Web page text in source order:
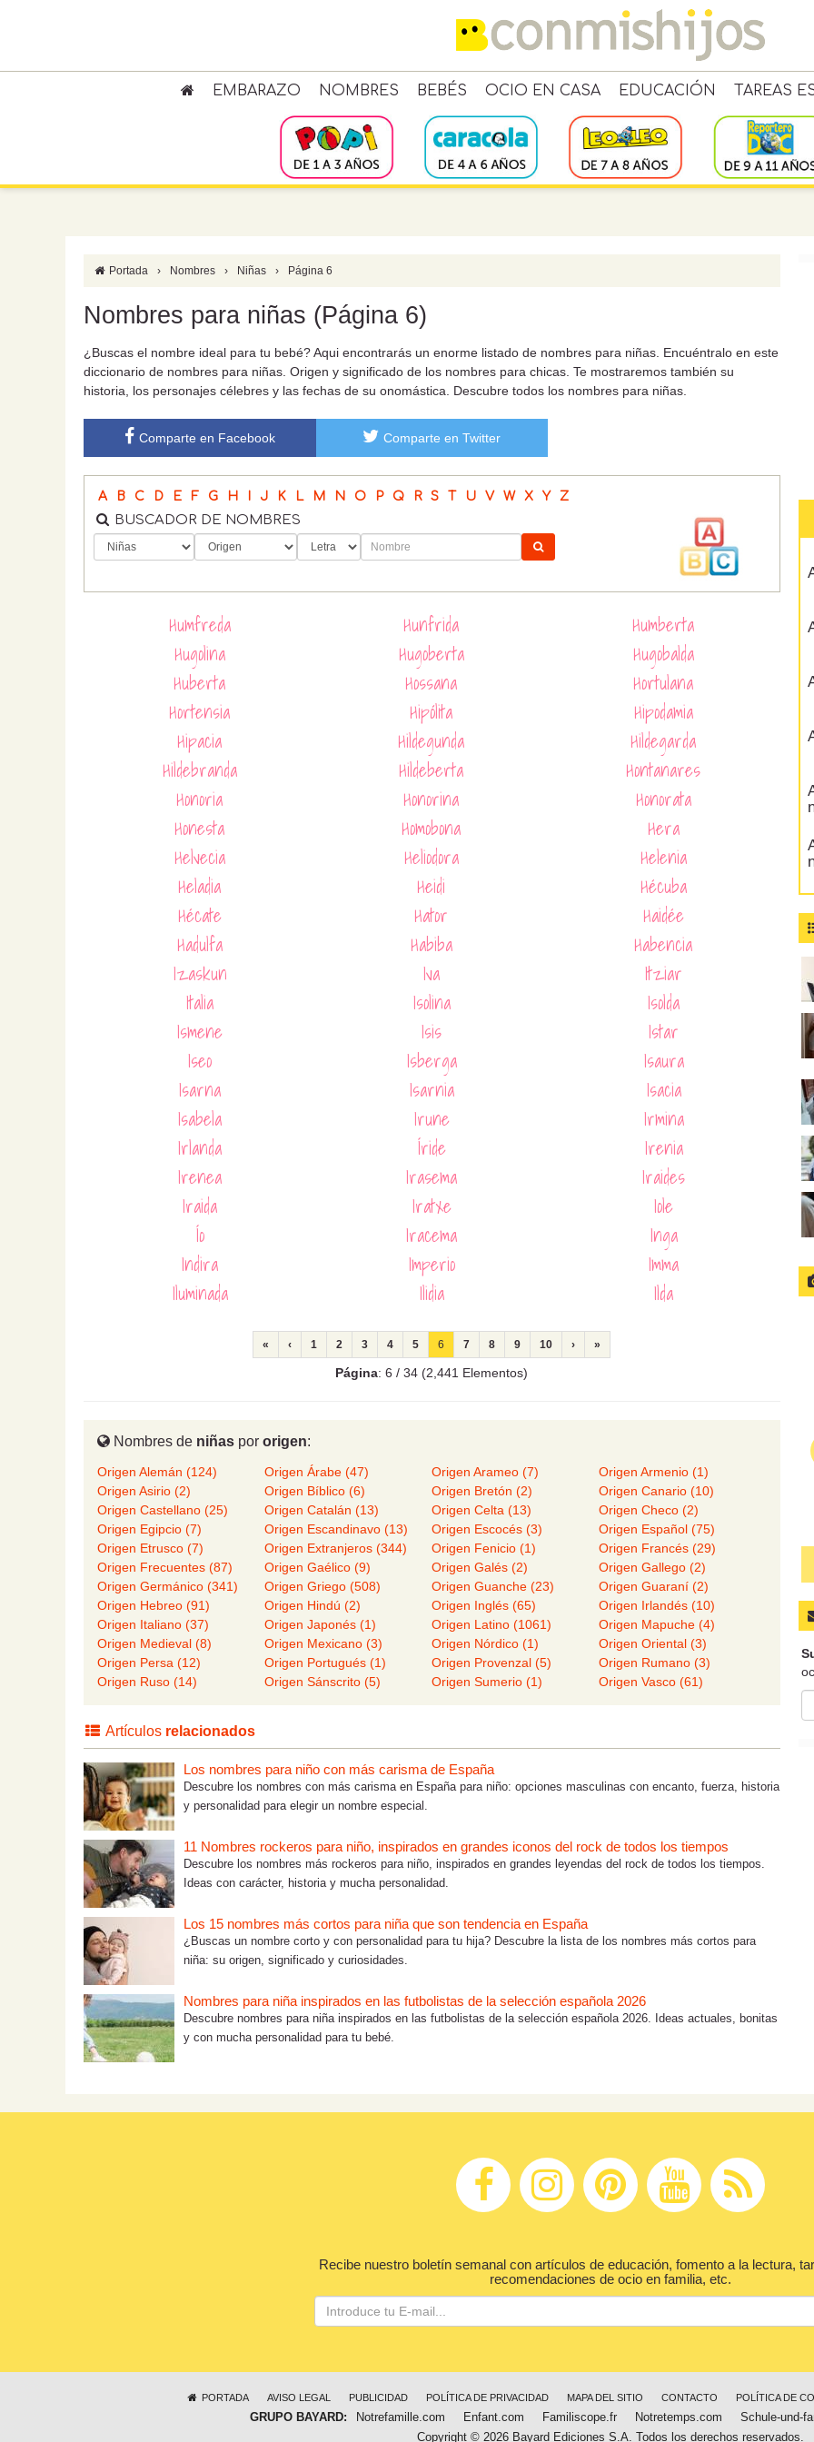
EMBARAZO NOMBRES BEBÉS OCIO EN CASA EDUCACIÓN TAREAS
Portada › Nombres › Niñas › Página 6
Nombres para niñas (Página 6)
¿Buscas el nombre ideal para tu bebé? Aqui encontrarás un enorme listado de nombres para niñas. Encuéntralo en este
diccionario de nombres para niñas. Origen y significado de los nombres para chicas. Te mostraremos también su
historia, los personajes célebres y las fechas de su onomástica. Descubre todos los nombres para niñas.
Comparte en Facebook Comparte en Twitter
A B C D E F G H I J K L M N O P Q R S T U V W X Y Z
BUSCADOR DE NOMBRES
Humfreda Hunfrida
Humberta
Hugolina
Hugoberta
Hugobalda
Huberta
Hossana
Hortulana
Hortensia
Hipólita
Hipodamia
Hipacia
Hildegunda
Hildegarda
Hildebranda
Hildeberta
Hontanares
Honoria
Honorina
Honorata
Honesta
Homobona
Hera
Helvecia
Heliodora
Helenia
Heladia
Heidi
Hécuba
Hécate
Hator
Haidée
Hadulfa
Habiba
Habencia
Izaskun
Iva
Itziar
Italia
Isolina
Isolda
Ismene
Isis
Istar
Iseo
Isberga
Isaura
Isarna
Isarnia
Isacia
Isabela
Irune
Irmina
Irlanda
Íride
Irenia
Irenea
Irasema
Iraides
Iraida
Iratxe
Iole
Ío
Iracema
Inga
Indira
Imperio
Imma
Iluminada
Ilidia Ilda
« ‹ 1 2 3 4 5 6 7 8 9 10 › »
Página: 6 / 34 (2,441 Elementos)
Nombres de niñas por origen:
Origen Alemán (124) Origen Árabe (47) Origen Arameo (7)
Origen Armenio (1)
Origen Asirio (2)
Origen Bíblico (6) Origen Bretón (2)
Origen Canario (10)
Origen Castellano (25)
Origen Catalán (13) Origen Celta (13)
Origen Checo (2)
Origen Egipcio (7)
Origen Escandinavo (13) Origen Escocés (3)
Origen Español (75)
Origen Etrusco (7)
Origen Extranjeros (344) Origen Fenicio (1)
Origen Francés (29)
Origen Frecuentes (87)
Origen Gaélico (9) Origen Galés (2)
Origen Gallego (2)
Origen Germánico (341)
Origen Griego (508) Origen Guanche (23)
Origen Guaraní (2)
Origen Hebreo (91)
Origen Hindú (2) Origen Inglés (65)
Origen Irlandés (10)
Origen Italiano (37)
Origen Japonés (1) Origen Latino (1061)
Origen Mapuche (4)
Origen Medieval (8)
Origen Mexicano (3) Origen Nórdico (1)
Origen Oriental (3)
Origen Persa (12)
Origen Portugués (1) Origen Provenzal (5)
Origen Rumano (3)
Origen Ruso (14)
Origen Sánscrito (5) Origen Sumerio (1) Origen Vasco (61)
Artículos relacionados
Los nombres para niño con más carisma de España
Descubre los nombres con más carisma en España para niño: opciones masculinas con encanto, fuerza, historia
y personalidad para elegir un nombre especial.
11 Nombres rockeros para niño, inspirados en grandes iconos del rock de todos los tiempos
Descubre los nombres más rockeros para niño, inspirados en grandes leyendas del rock de todos los tiempos.
Ideas con carácter, historia y mucha personalidad.
Los 15 nombres más cortos para niña que son tendencia en España
¿Buscas un nombre corto y con personalidad para tu hija? Descubre la lista de los nombres más cortos para
niña: su origen, significado y curiosidades.
Nombres para niña inspirados en las futbolistas de la selección española 2026
Descubre nombres para niña inspirados en las futbolistas de la selección española 2026. Ideas actuales, bonitas
y con mucha personalidad para tu bebé.
Recibe nuestro boletín semanal con artículos de educación, fomento a la lectura,
recomendaciones de ocio en familia, etc.
PORTADA AVISO LEGAL PUBLICIDAD POLÍTICA DE PRIVACIDAD MAPA DEL SITIO CONTACTO POLÍTICA DE
GRUPO BAYARD: Notrefamille.com Enfant.com Familiscope.fr Notretemps.com Schule-und-
Copyright © 2026 Bayard Ediciones S.A. Todos los derechos reservados.